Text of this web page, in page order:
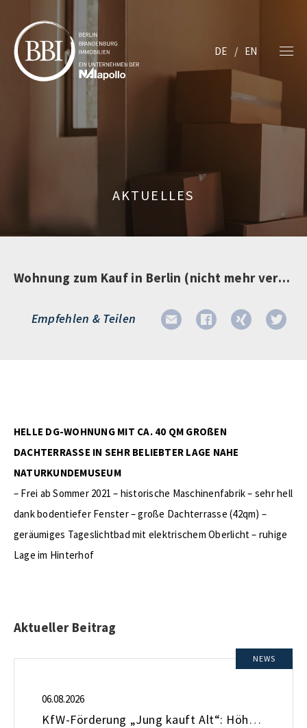
DE EN
AKTUELLES
Wohnung zum Kauf in Berlin (nicht mehr verfügbar)
Empfehlen & Teilen
HELLE DG-WOHNUNG MIT CA. 40 QM GROßEN
DACHTERRASSE IN SEHR BELIEBTER LAGE NAHE
NATURKUNDEMUSEUM
– Frei ab Sommer 2021 – historische Maschinenfabrik – sehr hell
dank bodentiefer Fenster – große Dachterrasse (42qm) –
geräumiges Tageslichtbad mit elektrischem Oberlicht – ruhige
Lage im Hinterhof
Aktueller Beitrag
NEWS
06.08.2026
KfW-Förderung „Jung kauft Alt“: Höhere Kredite ab August 2026